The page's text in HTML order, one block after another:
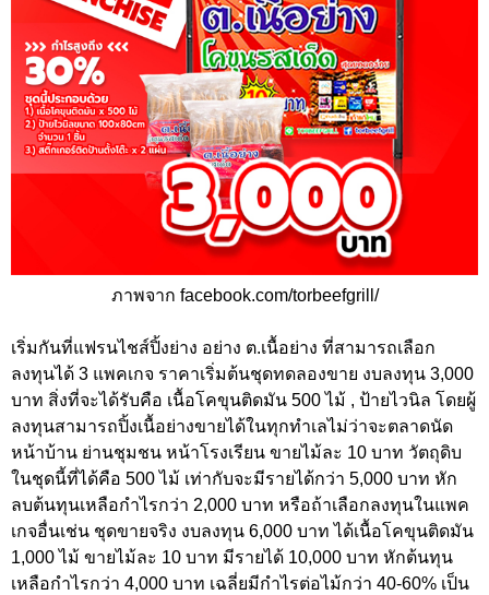
ภาพจาก facebook.com/torbeefgrill/
เริ่มกันที่แฟรนไชส์ปิ้งย่าง อย่าง ต.เนื้อย่าง ที่สามารถเลือก
ลงทุนได้ 3 แพคเกจ ราคาเริ่มต้นชุดทดลองขาย งบลงทุน 3,000
บาท สิ่งที่จะได้รับคือ เนื้อโคขุนติดมัน 500 ไม้ , ป้ายไวนิล โดยผู้
ลงทุนสามารถปิ้งเนื้อย่างขายได้ในทุกทำเลไม่ว่าจะตลาดนัด
หน้าบ้าน ย่านชุมชน หน้าโรงเรียน ขายไม้ละ 10 บาท วัตถุดิบ
ในชุดนี้ที่ได้คือ 500 ไม้ เท่ากับจะมีรายได้กว่า 5,000 บาท หัก
ลบต้นทุนเหลือกำไรกว่า 2,000 บาท หรือถ้าเลือกลงทุนในแพค
เกจอื่นเช่น ชุดขายจริง งบลงทุน 6,000 บาท ได้เนื้อโคขุนติดมัน
1,000 ไม้ ขายไม้ละ 10 บาท มีรายได้ 10,000 บาท หักต้นทุน
เหลือกำไรกว่า 4,000 บาท เฉลี่ยมีกำไรต่อไม้กว่า 40-60% เป็น